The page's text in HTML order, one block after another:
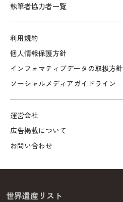
執筆者協力者一覧
利用規約
個人情報保護方針
インフォマティブデータの取扱方針
ソーシャルメディアガイドライン
運営会社
広告掲載について
お問い合わせ
世界遺産リスト